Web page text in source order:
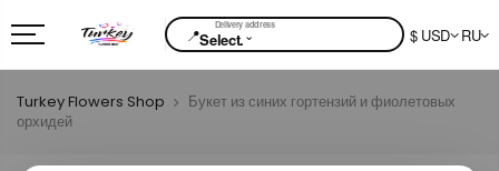
📍Select.⌄ $ USD RU
Turkey Flowers Shop
Букет из синих гортензий и фиолетовых
орхидей